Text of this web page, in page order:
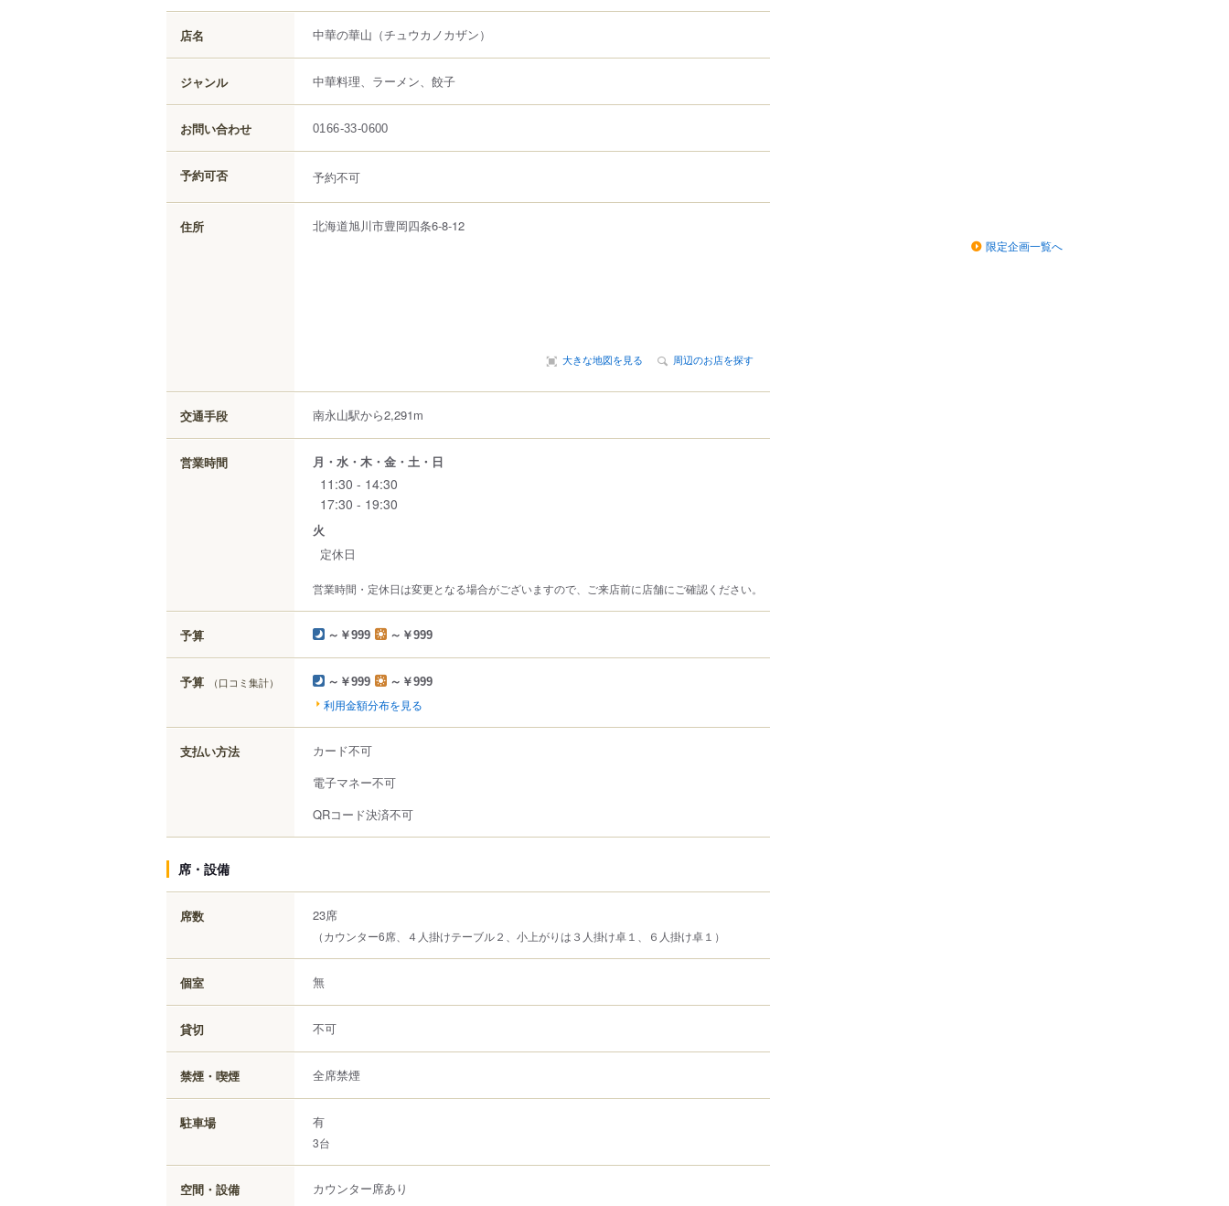
店名 中華の華山 （チュウカノカザン）
ジャンル 中華料理、ラーメン、餃子
お問い合わせ 0166-33-0600
予約可否 予約不可
住所 北海道旭川市豊岡四条6-8-12
大きな地図を見る 周辺のお店を探す
交通手段 南永山駅から2,291m
営業時間 月・水・木・金・土・日
11:30 - 14:30
17:30 - 19:30
火
定休日
営業時間・定休日は変更となる場合がございますので、ご来店前に店舗にご確認ください。
予算 ～￥999 ～￥999
予算 （口コミ集計） ～￥999 ～￥999
利用金額分布を見る
支払い方法
カード不可
電子マネー不可
QRコード決済不可
席・設備
席数 23席
（カウンター6席、４人掛けテーブル２、小上がりは３人掛け卓１、６人掛け卓１）
個室 無
貸切 不可
禁煙・喫煙 全席禁煙
駐車場 有
3台
空間・設備 カウンター席あり
限定企画一覧へ